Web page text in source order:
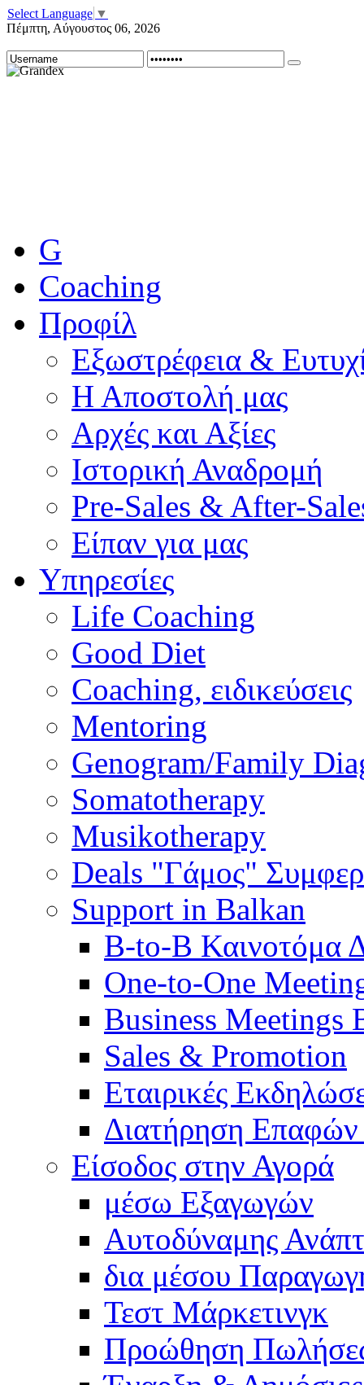
Select Language ▼
Πέμπτη, Αύγουστος 06, 2026
G
Coaching
Προφίλ
Εξωστρέφεια &
Η Αποστολή μας
Αρχές και Αξίες
Ιστορική Αναδρομή
Pre-Sales & After-
Είπαν για μας
Υπηρεσίες
Life Coaching
Good Diet
Coaching, ειδικεύσεις
Mentoring
Genogram/Family
Somatotherapy
Musikotherapy
Deals "Γάμος"
Support in Balkan
B-to-B Καινοτόμα
One-to-One
Business Meetings
Sales & Promotion
Εταιρικές
Διατήρηση
Είσοδος στην Αγορά
μέσω Εξαγωγών
Αυτοδύναμης
δια μέσου
Τεστ Μάρκετινγκ
Προώθηση